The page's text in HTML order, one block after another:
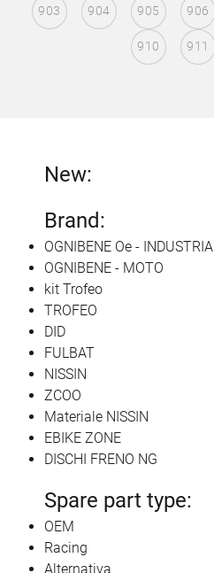
903 904 905 906
910 911
New:
Brand:
OGNIBENE Oe - INDUSTRIA
OGNIBENE - MOTO
kit Trofeo
TROFEO
DID
FULBAT
NISSIN
ZCOO
Materiale NISSIN
EBIKE ZONE
DISCHI FRENO NG
Spare part type:
OEM
Racing
Alternativa